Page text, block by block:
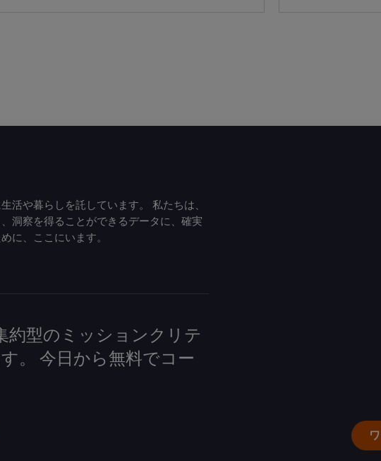
活や暮らしを託しています。 私たちは、
洞察を得ることができるデータに、確実
に、ここにいます。
約型のミッションクリテ
。 今日から無料でコー